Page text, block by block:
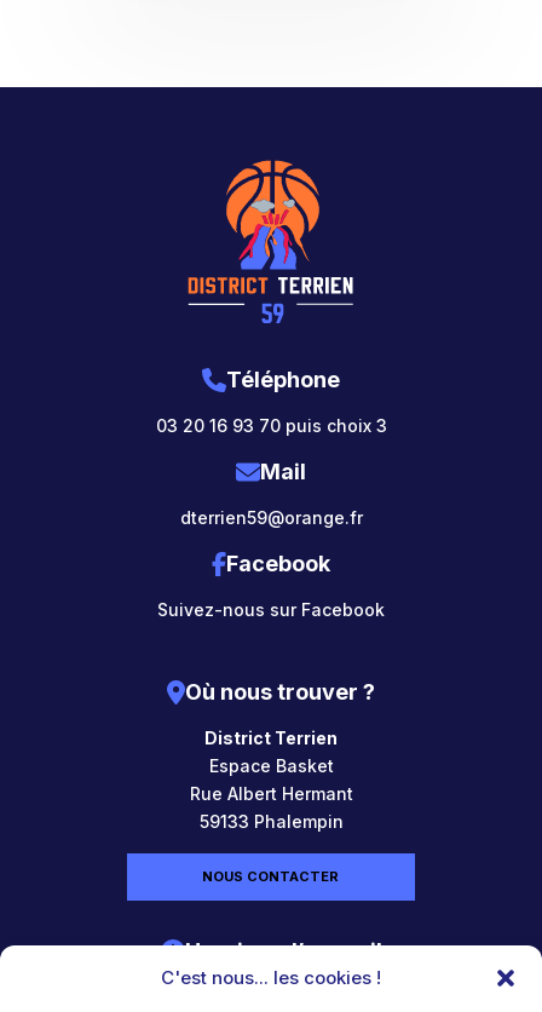
C'est nous... les cookies !
Téléphone
03 20 16 93 70 puis choix 3
Mail
dterrien59@orange.fr
Facebook
Suivez-nous sur Facebook
Où nous trouver ?
District Terrien
Espace Basket
Rue Albert Hermant
59133 Phalempin
NOUS CONTACTER
Horaires d’accueil